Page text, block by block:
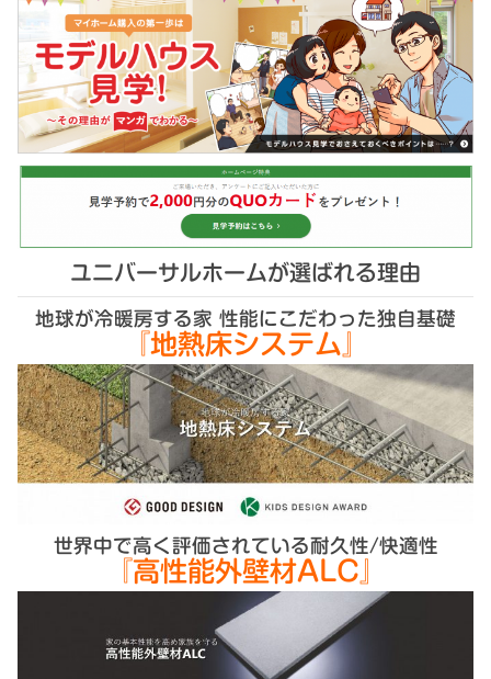
ユニバーサルホームが選ばれる理由
地球が冷暖房する家 性能にこだわった独自基礎
『地熱床システム』
世界中で高く評価されている耐久性/快適性
『高性能外壁材ALC』